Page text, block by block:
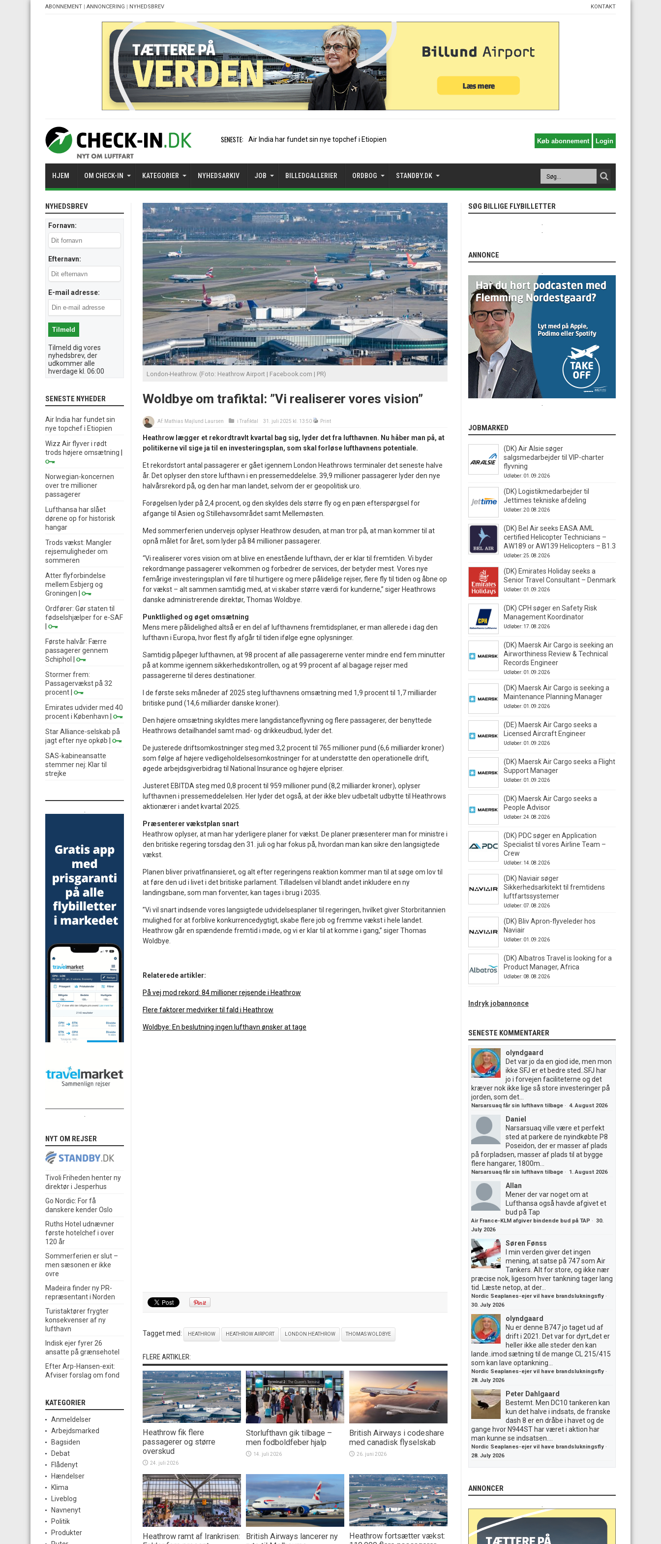
ABONNEMENT | ANNONCERING | NYHEDSBREV KONTAKT
SENESTE: Wizz Air flyver i rødt trods h
HJEM OM CHECK-IN KATEGORIER NYHEDSARKIV JOB BILLEDGALLERIER ORDBOG STANDBY.DK
London-Heathrow. (Foto: Heathrow Airport | Facebook.com | PR)
Woldbye om trafiktal: ”Vi realiserer vores vision”
Af: Mathias Majlund Laursen i Trafiktal 31. juli 2025 kl. 13:50 Print
Heathrow lægger et rekordtravlt kvartal bag sig, lyder det fra lufthavnen. Nu håber man på, at
politikerne vil sige ja til en investeringsplan, som skal forløse lufthavnens potentiale.
Et rekordstort antal passagerer er gået igennem London Heathrows terminaler det seneste halve
år. Det oplyser den store lufthavn i en pressemeddelelse. 39,9 millioner passagerer lyder den nye
halvårsrekord på, og den har man landet, selvom der er geopolitisk uro.
Forøgelsen lyder på 2,4 procent, og den skyldes dels større fly og en pæn efterspørgsel for
afgange til Asien og Stillehavsområdet samt Mellemøsten.
Med sommerferien undervejs oplyser Heathrow desuden, at man tror på, at man kommer til at
opnå målet for året, som lyder på 84 millioner passagerer.
“Vi realiserer vores vision om at blive en enestående lufthavn, der er klar til fremtiden. Vi byder
rekordmange passagerer velkommen og forbedrer de services, der betyder mest. Vores nye
femårige investeringsplan vil føre til hurtigere og mere pålidelige rejser, flere fly til tiden og åbne op
for vækst – alt sammen samtidig med, at vi skaber større værdi for kunderne,” siger Heathrows
danske administrerende direktør, Thomas Woldbye.
Punktlighed og øget omsætning
Mens mere pålidelighed altså er en del af lufthavnens fremtidsplaner, er man allerede i dag den
lufthavn i Europa, hvor flest fly afgår til tiden ifølge egne oplysninger.
Samtidig påpeger lufthavnen, at 98 procent af alle passagererne venter mindre end fem minutter
på at komme igennem sikkerhedskontrollen, og at 99 procent af al bagage rejser med
passagererne til deres destinationer.
I de første seks måneder af 2025 steg lufthavnens omsætning med 1,9 procent til 1,7 milliarder
britiske pund (14,6 milliarder danske kroner).
Den højere omsætning skyldtes mere langdistanceflyvning og flere passagerer, der benyttede
Heathrows detailhandel samt mad- og drikkeudbud, lyder det.
De justerede driftsomkostninger steg med 3,2 procent til 765 millioner pund (6,6 milliarder kroner)
som følge af højere vedligeholdelsesomkostninger for at understøtte den operationelle drift,
øgede arbejdsgiverbidrag til National Insurance og højere elpriser.
Justeret EBITDA steg med 0,8 procent til 959 millioner pund (8,2 milliarder kroner), oplyser
lufthavnen i pressemeddelelsen. Her lyder det også, at der ikke blev udbetalt udbytte til Heathrows
aktionærer i andet kvartal 2025.
Præsenterer vækstplan snart
Heathrow oplyser, at man har yderligere planer for vækst. De planer præsenterer man for ministre i
den britiske regering torsdag den 31. juli og har fokus på, hvordan man kan sikre den langsigtede
vækst.
Planen bliver privatfinansieret, og alt efter regeringens reaktion kommer man til at søge om lov til
at føre den ud i livet i det britiske parlament. Tilladelsen vil blandt andet inkludere en ny
landingsbane, som man forventer, kan tages i brug i 2035.
”Vi vil snart indsende vores langsigtede udvidelsesplaner til regeringen, hvilket giver Storbritannien
mulighed for at forblive konkurrencedygtigt, skabe flere job og fremme vækst i hele landet.
Heathrow går en spændende fremtid i møde, og vi er klar til at komme i gang,” siger Thomas
Woldbye.
Relaterede artikler:
På vej mod rekord: 84 millioner rejsende i Heathrow
Flere faktorer medvirker til fald i Heathrow
Woldbye: En beslutning ingen lufthavn ønsker at tage
Tagget med: HEATHROW HEATHROW AIRPORT LONDON HEATHROW THOMAS WOLDBYE
FLERE ARTIKLER:
Heathrow fik flere
passagerer og større
overskud
24. juli 2026
Storlufthavn gik tilbage –
men fodboldfeber hjalp
14. juli 2026
British Airways i codeshare
med canadisk flyselskab
26. juni 2026
Heathrow ramt af Irankrisen:
British Airways lancerer ny
Heathrow fortsætter vækst:
NYHEDSBREV
Fornavn:
Efternavn:
E-mail adresse:
Tilmeld dig vores
nyhedsbrev, der
udkommer alle
hverdage kl. 06:00
SENESTE NYHEDER
Air India har fundet sin
nye topchef i Etiopien
Wizz Air flyver i rødt
trods højere omsætning
Norwegian-koncernen
over tre millioner
passagerer
Lufthansa har slået
dørene op for historisk
hangar
Trods vækst: Mangler
rejsemuligheder om
sommeren
Atter flyforbindelse
mellem Esbjerg og
Groningen
Ordfører: Gør staten til
fødselshjælper for e-SAF
Første halvår: Færre
passagerer gennem
Schiphol
Stormer frem:
Passagervækst på 32
procent
Emirates udvider med 40
procent i København
Star Alliance-selskab på
jagt efter nye opkøb
SAS-kabineansatte
stemmer nej: Klar til
strejke
NYT OM REJSER
Tivoli Friheden henter ny
direktør i Jesperhus
Go Nordic: For få
danskere kender Oslo
Ruths Hotel udnævner
første hotelchef i over
120 år
Sommerferien er slut –
men sæsonen er ikke
ovre
Madeira finder ny PR-
repræsentant i Norden
Turistaktører frygter
konsekvenser af ny
lufthavn
Indisk ejer fyrer 26
ansatte på grænsehotel
Efter Arp-Hansen-exit:
Afviser forslag om fond
KATEGORIER
Anmeldelser
Arbejdsmarked
Bagsiden
Debat
Flådenyt
Hændelser
Klima
Liveblog
Navnenyt
Politik
Produkter
SØG BILLIGE FLYBILLETTER
ANNONCE
JOBMARKED
(DK) Air Alsie søger
salgsmedarbejder til VIP-charter
flyvning
Udløber: 01.09.2026
(DK) Logistikmedarbejder til
Jettimes tekniske afdeling
Udløber: 20.08.2026
(DK) Bel Air seeks EASA AML
certified Helicopter Technicians –
AW189 or AW139 Helicopters – B1.3
Udløber: 25.08.2026
(DK) Emirates Holiday seeks a
Senior Travel Consultant – Denmark
Udløber: 01.09.2026
(DK) CPH søger en Safety Risk
Management Koordinator
Udløber: 17.08.2026
(DK) Maersk Air Cargo is seeking an
Airworthiness Review & Technical
Records Engineer
Udløber: 01.09.2026
(DK) Maersk Air Cargo is seeking a
Maintenance Planning Manager
Udløber: 01.09.2026
(DE) Maersk Air Cargo seeks a
Licensed Aircraft Engineer
Udløber: 01.09.2026
(DK) Maersk Air Cargo seeks a Flight
Support Manager
Udløber: 01.09.2026
(DK) Maersk Air Cargo seeks a
People Advisor
Udløber: 24.08.2026
(DK) PDC søger en Application
Specialist til vores Airline Team –
Crew
Udløber: 14.08.2026
(DK) Naviair søger
Sikkerhedsarkitekt til fremtidens
luftfartssystemer
Udløber: 07.08.2026
(DK) Bliv Apron-flyveleder hos
Naviair
Udløber: 01.09.2026
(DK) Albatros Travel is looking for a
Product Manager, Africa
Udløber: 08.08.2026
Indryk jobannonce
SENESTE KOMMENTARER
olyndgaard
Det var jo da en giod ide, men mon
ikke SFJ er et bedre sted..SFJ har
jo i forvejen faciliteterne og det
kræver nok ikke lige så store investeringer på
jorden, som det...
Narsarsuaq får sin lufthavn tilbage · 4. August 2026
Daniel
Narsarsuaq ville være et perfekt
sted at parkere de nyindkøbte P8
Poseidon, der er masser af plads
på forpladsen, masser af plads til at bygge
flere hangarer, 1800m...
Narsarsuaq får sin lufthavn tilbage · 1. August 2026
Allan
Mener der var noget om at
Lufthansa også havde afgivet et
bud på Tap
Air France-KLM afgiver bindende bud på TAP · 30.
July 2026
Søren Fønss
I min verden giver det ingen
mening, at satse på 747 som Air
Tankers. Alt for store, og ikke nær
præcise nok, ligesom hver tankning tager lang
tid. Læste netop, at der...
Nordic Seaplanes-ejer vil have brandslukningsfly ·
30. July 2026
olyndgaard
Nu er denne B747 jo taget ud af
drift i 2021. Det var for dyrt,,det er
heller ikke alle steder den kan
lande..imod sætning til de mange CL 215/415
som kan lave optankning...
Nordic Seaplanes-ejer vil have brandslukningsfly ·
28. July 2026
Peter Dahlgaard
Bestemt. Men DC10 tankeren kan
kun det halve i indsats, de franske
dash 8 er en dråbe i havet og de
gange hvor N944ST har været i aktion har
man kunne se indsatsen....
Nordic Seaplanes-ejer vil have brandslukningsfly ·
28. July 2026
ANNONCER